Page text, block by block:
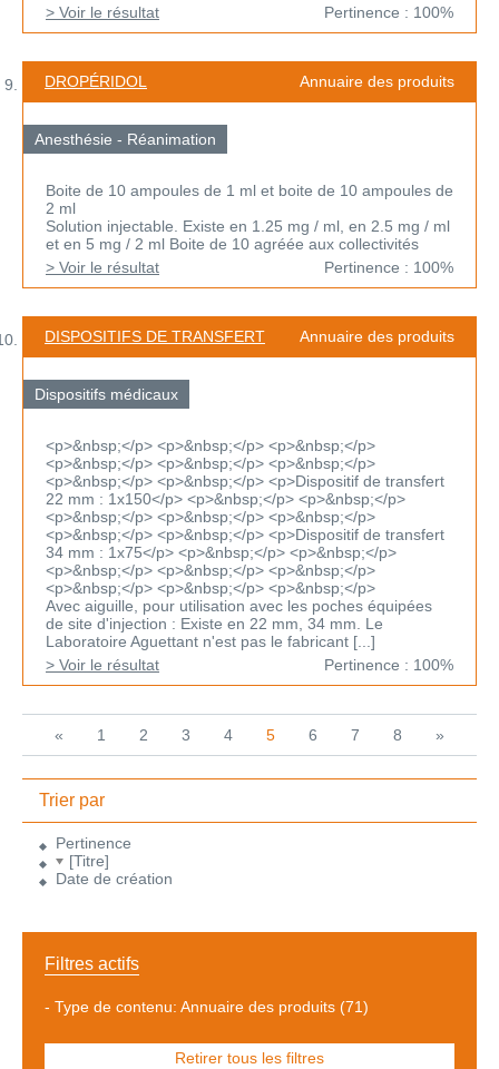
> Voir le résultat
Pertinence : 100%
DROPÉRIDOL Annuaire des produits
Anesthésie - Réanimation
Boite de 10 ampoules de 1 ml et boite de 10 ampoules de
2 ml
Solution injectable. Existe en 1.25 mg / ml, en 2.5 mg / ml
et en 5 mg / 2 ml Boite de 10 agréée aux collectivités
> Voir le résultat
Pertinence : 100%
DISPOSITIFS DE TRANSFERT Annuaire des produits
Dispositifs médicaux
<p>&nbsp;</p> <p>&nbsp;</p> <p>&nbsp;</p>
<p>&nbsp;</p> <p>&nbsp;</p> <p>&nbsp;</p>
<p>&nbsp;</p> <p>&nbsp;</p> <p>Dispositif de transfert
22 mm : 1x150</p> <p>&nbsp;</p> <p>&nbsp;</p>
<p>&nbsp;</p> <p>&nbsp;</p> <p>&nbsp;</p>
<p>&nbsp;</p> <p>&nbsp;</p> <p>Dispositif de transfert
34 mm : 1x75</p> <p>&nbsp;</p> <p>&nbsp;</p>
<p>&nbsp;</p> <p>&nbsp;</p> <p>&nbsp;</p>
<p>&nbsp;</p> <p>&nbsp;</p> <p>&nbsp;</p>
Avec aiguille, pour utilisation avec les poches équipées
de site d'injection : Existe en 22 mm, 34 mm. Le
Laboratoire Aguettant n'est pas le fabricant [...]
> Voir le résultat
Pertinence : 100%
« 1 2 3 4 5 6 7 8 »
Trier par
Pertinence
[Titre]
Date de création
Filtres actifs
- Type de contenu: Annuaire des produits (71)
Retirer tous les filtres